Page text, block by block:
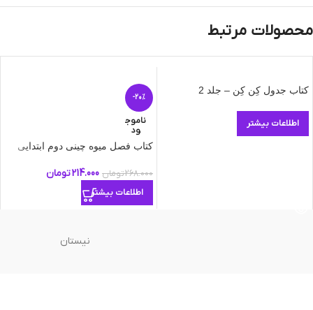
محصولات مرتبط
کتاب جدول کِن کِن – جلد 2
اطلاعات بیشتر
-20%
ناموج
ود
کتاب فصل میوه چینی دوم ابتدایی
268.000تومان 214.000تومان
اطلاعات بیشتر
نیستان